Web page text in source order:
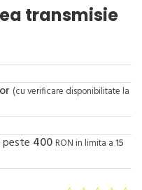
transmisie
(cu verificare disponibilitate la
400 RON in limita a15